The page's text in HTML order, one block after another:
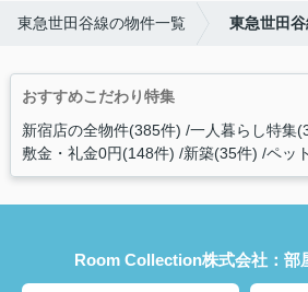
東急世田谷線の物件一覧 東急世田
おすすめこだわり特集
新宿店の全物件(385件) 一人暮らし特集
敷金・礼金0円(148件) 新築(35件) ペッ
Room Collection株式会社：